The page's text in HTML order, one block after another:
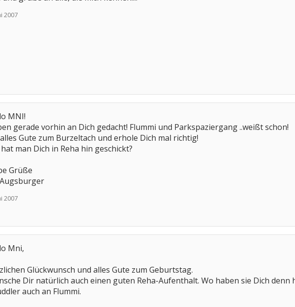
2007
MNI!
gerade vorhin an Dich gedacht! Flummi und Parkspaziergang ..weißt schon!
Gute zum Burzeltach und erhole Dich mal richtig!
man Dich in Reha hin geschickt?
Grüße
2007
Mni,
Glückwunsch und alles Gute zum Geburtstag.
Dir natürlich auch einen guten Reha-Aufenthalt. Wo haben sie Dich denn
auch an Flummi.